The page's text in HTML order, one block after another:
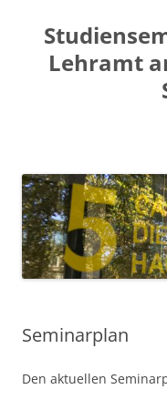
springen
Lehramt
Seminarplan
Den aktuellen